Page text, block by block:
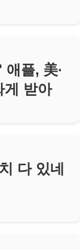
플, 美·
게 받아
다 있네